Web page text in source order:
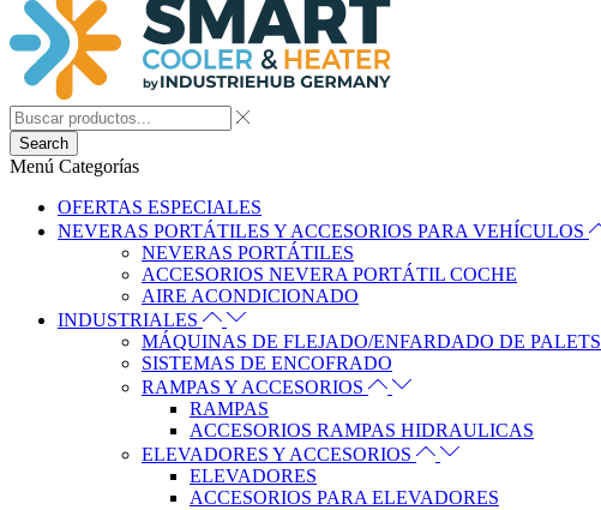
Search
Menú Categorías
OFERTAS ESPECIALES
NEVERAS PORTÁTILES Y ACCESORIOS PARA VEHÍCULOS
NEVERAS PORTÁTILES
ACCESORIOS NEVERA PORTÁTIL COCHE
AIRE ACONDICIONADO
INDUSTRIALES
MÁQUINAS DE FLEJADO/ENFARDADO DE PALETS
SISTEMAS DE ENCOFRADO
RAMPAS Y ACCESORIOS
RAMPAS
ACCESORIOS RAMPAS HIDRAULICAS
ELEVADORES Y ACCESORIOS
ELEVADORES
ACCESORIOS PARA ELEVADORES